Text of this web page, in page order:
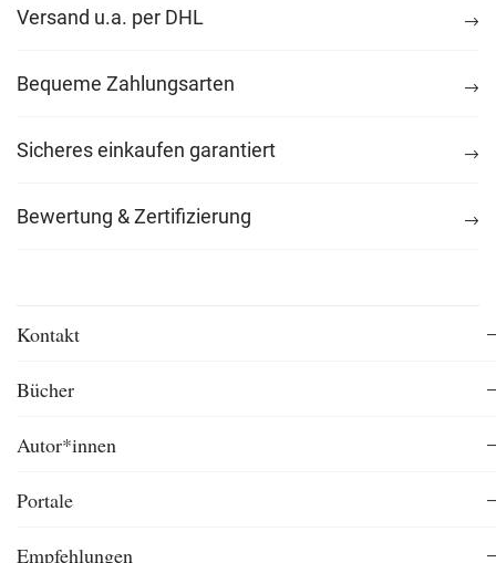
Versand u.a. per DHL
Bequeme Zahlungsarten
Sicheres einkaufen garantiert
Bewertung & Zertifizierung
Kontakt
Bücher
Autor*innen
Portale
Empfehlungen